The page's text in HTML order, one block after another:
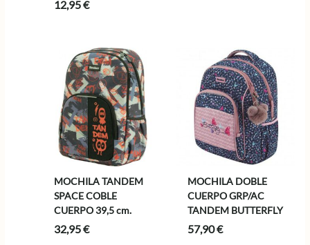
12,95€
MOCHILA TANDEM
SPACE COBLE
CUERPO 39,5 cm.
32,95€
MOCHILA DOBLE
CUERPO GRP/AC
TANDEM BUTTERFLY
57,90€